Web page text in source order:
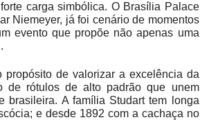
carga simbólica. O Brasília Palace
Niemeyer, já foi cenário de momentos
evento que propõe não apenas uma
de valorizar a excelência da
de rótulos de alto padrão que unem
brasileira. A família Studart tem longa
e desde 1892 com a cachaça no